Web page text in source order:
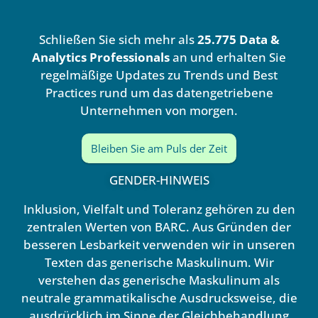
i
n
e
Schließen Sie sich mehr als25.775 Data &
Analytics Professionalsan und erhalten Sie
regelmäßige Updates zu Trends und Best
Practices rund um das datengetriebene
Unternehmen von morgen.
Bleiben Sie am Puls der Zeit
GENDER-HINWEIS
Inklusion, Vielfalt und Toleranz gehören zu den
zentralen Werten von BARC. Aus Gründen der
besseren Lesbarkeit verwenden wir in unseren
Texten das generische Maskulinum. Wir
verstehen das generische Maskulinum als
neutrale grammatikalische Ausdrucksweise, die